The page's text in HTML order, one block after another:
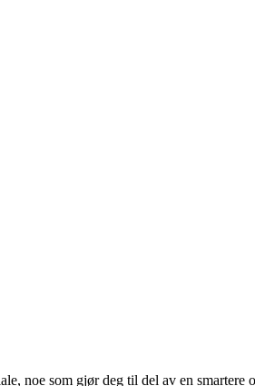
noe som gjør deg til del av en